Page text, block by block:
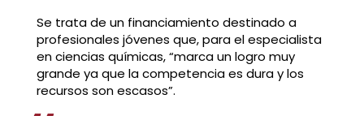
Se trata de un financiamiento destinado a
profesionales jóvenes que, para el especialista
en ciencias químicas, “marca un logro muy
grande ya que la competencia es dura y los
recursos son escasos”.